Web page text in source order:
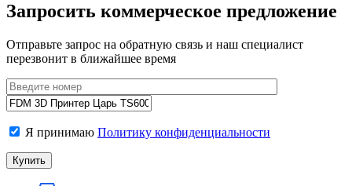
Запросить коммерческое предложение
Отправьте запрос на обратную связь и наш специалист
перезвонит в ближайшее время
Я принимаю Политику конфиденциальности